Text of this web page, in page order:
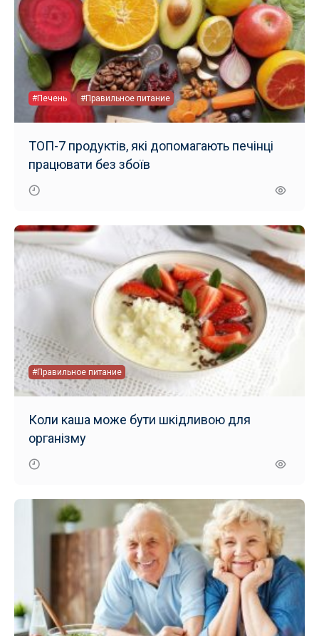
#Печень #Правильное питание
ТОП-7 продуктів, які допомагають печінці
працювати без збоїв
#Правильное питание
Коли каша може бути шкідливою для
організму